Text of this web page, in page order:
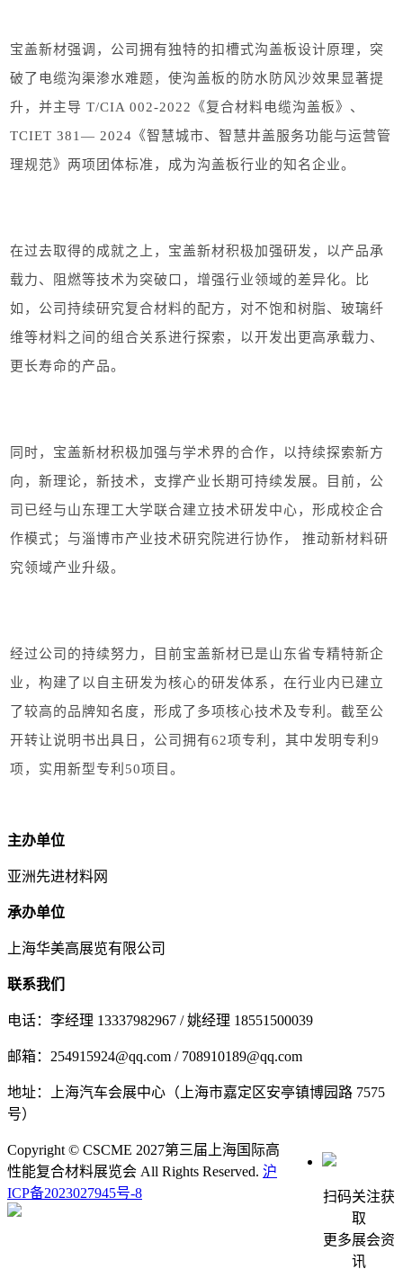
宝盖新材强调，公司拥有独特的扣槽式沟盖板设计原理，突
破了电缆沟渠渗水难题，使沟盖板的防水防风沙效果显著提
升，并主导 T/CIA 002-2022《复合材料电缆沟盖板》、
TCIET 381— 2024《智慧城市、智慧井盖服务功能与运营管
理规范》两项团体标准，成为沟盖板行业的知名企业。
在过去取得的成就之上，宝盖新材积极加强研发，以产品承
载力、阻燃等技术为突破口，增强行业领域的差异化。比
如，公司持续研究复合材料的配方，对不饱和树脂、玻璃纤
维等材料之间的组合关系进行探索，以开发出更高承载力、
更长寿命的产品。
同时，宝盖新材积极加强与学术界的合作，以持续探索新方
向，新理论，新技术，支撑产业长期可持续发展。目前，公
司已经与山东理工大学联合建立技术研发中心，形成校企合
作模式；与淄博市产业技术研究院进行协作， 推动新材料研
究领域产业升级。
经过公司的持续努力，目前宝盖新材已是山东省专精特新企
业，构建了以自主研发为核心的研发体系，在行业内已建立
了较高的品牌知名度，形成了多项核心技术及专利。截至公
开转让说明书出具日，公司拥有62项专利，其中发明专利9
项，实用新型专利50项目。
主办单位
亚洲先进材料网
承办单位
上海华美高展览有限公司
联系我们
电话：李经理 13337982967 / 姚经理 18551500039
邮箱：254915924@qq.com / 708910189@qq.com
地址：上海汽车会展中心（上海市嘉定区安亭镇博园路 7575
号）
扫码关注获
取
更多展会资
讯
Copyright © CSCME 2027第三届上海国际高
性能复合材料展览会 All Rights Reserved. 沪
ICP备2023027945号-8